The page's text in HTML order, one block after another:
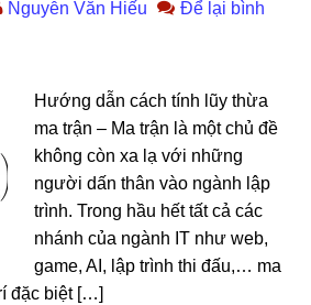
Nguyễn Văn Hiếu
Để lại bình
Hướng dẫn cách tính lũy thừa
ma trận – Ma trận là một chủ đề
không còn xa lạ với những
người dấn thân vào ngành lập
trình. Trong hầu hết tất cả các
nhánh của ngành IT như web,
game, AI, lập trình thi đấu,… ma
đặc biệt […]